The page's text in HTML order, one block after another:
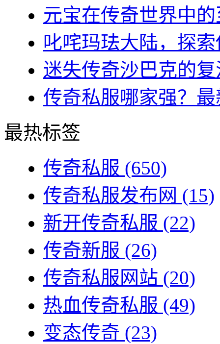
元宝在传奇世界中
叱咤玛珐大陆，探
迷失传奇沙巴克的
传奇私服哪家强？
最热标签
传奇私服 (650)
传奇私服发布网 (15)
新开传奇私服 (22)
传奇新服 (26)
传奇私服网站 (20)
热血传奇私服 (49)
变态传奇 (23)